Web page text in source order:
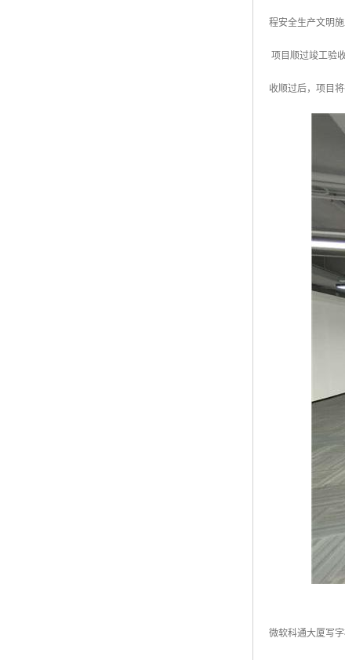
程安全生产文明
项目顺过竣工验
收顺过后，项目
微软科通大厦写